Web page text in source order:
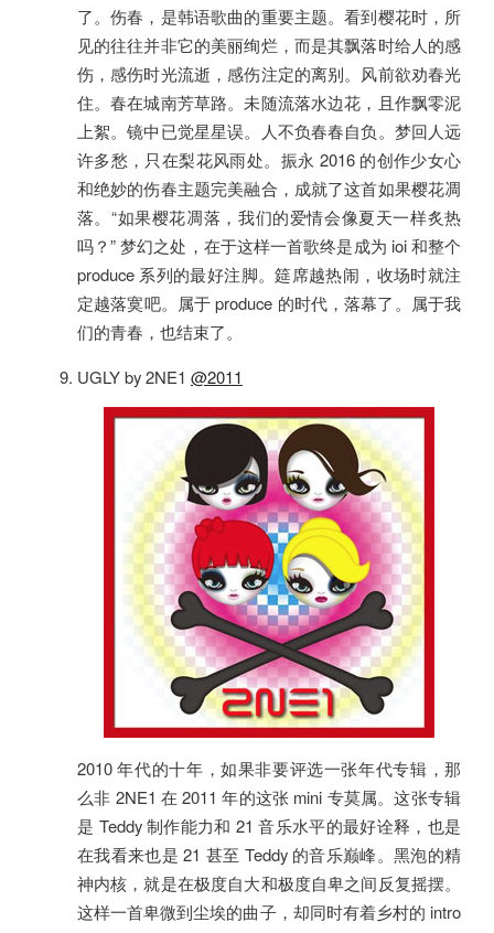
了。伤春，是韩语歌曲的重要主题。看到樱花时，所
见的往往并非它的美丽绚烂，而是其飘落时给人的感
伤，感伤时光流逝，感伤注定的离别。风前欲劝春光
住。春在城南芳草路。未随流落水边花，且作飘零泥
上絮。镜中已觉星星误。人不负春春自负。梦回人远
许多愁，只在梨花风雨处。振永 2016 的创作少女心
和绝妙的伤春主题完美融合，成就了这首如果樱花凋
落。“如果樱花凋落，我们的爱情会像夏天一样炙热
吗？” 梦幻之处，在于这样一首歌终是成为 ioi 和整个
produce 系列的最好注脚。筵席越热闹，收场时就注
定越落寞吧。属于 produce 的时代，落幕了。属于我
们的青春，也结束了。
UGLY by 2NE1 @2011
2010 年代的十年，如果非要评选一张年代专辑，那
么非 2NE1 在 2011 年的这张 mini 专莫属。这张专辑
是 Teddy 制作能力和 21 音乐水平的最好诠释，也是
在我看来也是 21 甚至 Teddy 的音乐巅峰。黑泡的精
神内核，就是在极度自大和极度自卑之间反复摇摆。
这样一首卑微到尘埃的曲子，却同时有着乡村的 intro